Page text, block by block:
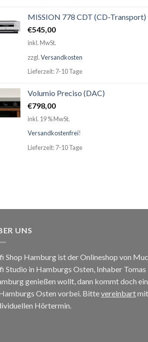
MISSION 778 CDT (CD-Transport)
€545,00
inkl. MwSt.
zzgl.Versandkosten
Lieferzeit: 7-10 Tage
Volumio Preciso (DAC)
€798,00
inkl. 19 % MwSt.
Versandkostenfrei!
Lieferzeit: 7-10 Tage
UNS
Shop Hamburg ist der Onlineshop von
Studio in Hamburgs Osten, Inhaber
genießen wollt, dann kommt doch
Osten vorbei. Bittevereinbart
Hörtermin.